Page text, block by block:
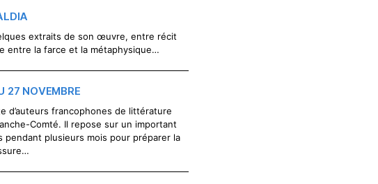
extraits de son œuvre, entre récit
entre la farce et la métaphysique…
27 NOVEMBRE
d’auteurs francophones de littérature
Comté. Il repose sur un important
plusieurs mois pour préparer la